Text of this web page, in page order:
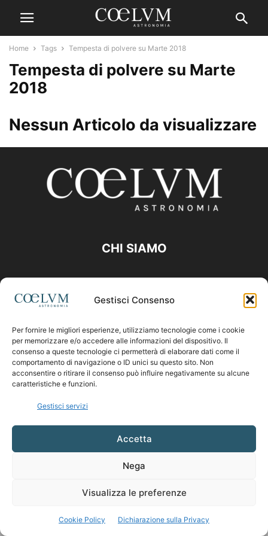
Gestisci Consenso
Per fornire le migliori esperienze, utilizziamo tecnologie come i cookie
per memorizzare e/o accedere alle informazioni del dispositivo. Il
consenso a queste tecnologie ci permetterà di elaborare dati come il
comportamento di navigazione o ID unici su questo sito. Non
acconsentire o ritirare il consenso può influire negativamente su alcune
caratteristiche e funzioni.
Gestisci servizi
Accetta
Nega
Visualizza le preferenze
Cookie Policy Dichiarazione sulla Privacy
Home Tags Tempesta di polvere su Marte 2018
Tempesta di polvere su Marte
2018
Nessun Articolo da visualizzare
CHI SIAMO